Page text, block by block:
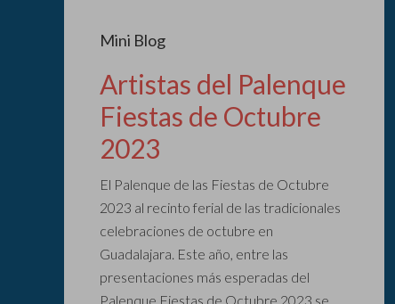
Mini Blog
Artistas del Palenque
Fiestas de Octubre
2023
El Palenque de las Fiestas de Octubre
2023 al recinto ferial de las tradicionales
celebraciones de octubre en
Guadalajara. Este año, entre las
presentaciones más esperadas del
Palenque Fiestas de Octubre 2023 se